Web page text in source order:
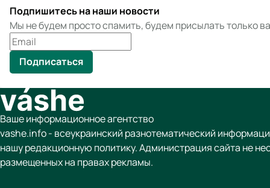
Подпишитесь на наши новости
Мы не будем просто спамить, будем присылать только
Подписаться
Ваше информационное агентство
vashe.info - всеукраинский разнотематический
нашу редакционную политику. Администрация сайта не
размещенных на правах рекламы.